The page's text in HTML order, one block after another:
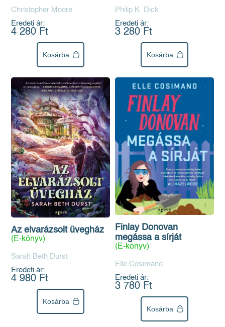
Christopher Moore
Eredeti ár:
4 280 Ft
Kosárba
Philip K. Dick
Eredeti ár:
3 280 Ft
Kosárba
Az elvarázsolt üvegház
(E-könyv)
Sarah Beth Durst
Eredeti ár:
4 980 Ft
Kosárba
Finlay Donovan
megássa a sírját
(E-könyv)
Elle Cosimano
Eredeti ár:
3 780 Ft
Kosárba